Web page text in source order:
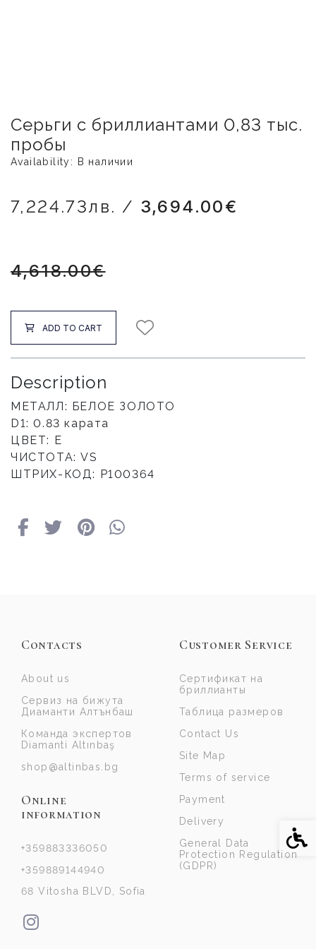
Серьги с бриллиантами 0,83 тыс.
пробы
Availability: В наличии
7,224.73лв. / 3,694.00€
4,618.00€
ADD TO CART
Description
МЕТАЛЛ: БЕЛОЕ ЗОЛОТО
D1: 0.83 карата
ЦВЕТ: E
ЧИСТОТА: VS
ШТРИХ-КОД: P100364
Contacts
About us
Сервиз на бижута
Диаманти Алтънбаш
Команда экспертов
Diamanti Altınbaş
shop@altinbas.bg
Online
information
+359883336050
+359889144940
68 Vitosha BLVD, Sofia
Customer Service
Сертификат на
бриллианты
Таблица размеров
Contact Us
Site Map
Terms of service
Payment
Delivery
General Data
Protection Regulation
(GDPR)